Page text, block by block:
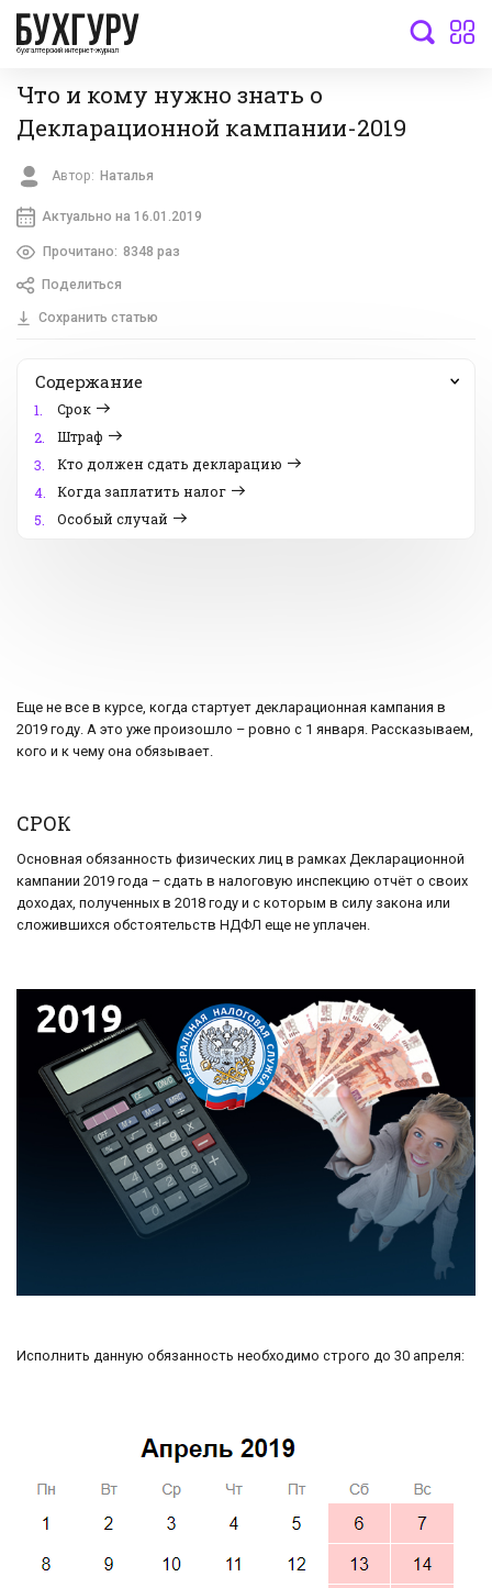
бухгалтерский интернет-журнал
Что и кому нужно знать о
Декларационной кампании-2019
Автор: Наталья
Актуально на 16.01.2019
Прочитано: 8348 раз
Поделиться
Сохранить статью
Содержание
1.
Срок
2.
Штраф
3.
Кто должен сдать декларацию
4.
Когда заплатить налог
5.
Особый случай
Еще не все в курсе, когда стартует декларационная кампания в
2019 году. А это уже произошло – ровно с 1 января. Рассказываем,
кого и к чему она обязывает.
СРОК
Основная обязанность физических лиц в рамках Декларационной
кампании 2019 года – сдать в налоговую инспекцию отчёт о своих
доходах, полученных в 2018 году и с которым в силу закона или
сложившихся обстоятельств НДФЛ еще не уплачен.
Исполнить данную обязанность необходимо строго до 30 апреля: